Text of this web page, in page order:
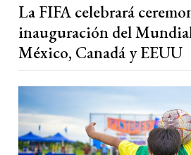
La FIFA celebrará
inauguración del
México, Canadá y EEUU